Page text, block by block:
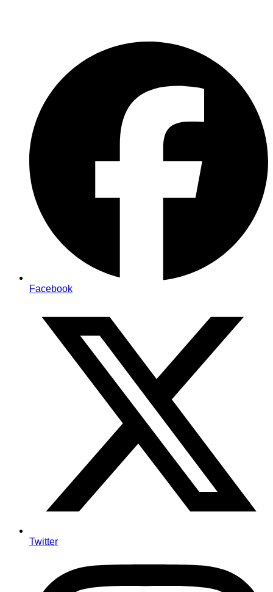
Facebook
Twitter